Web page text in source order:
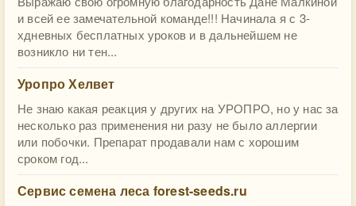
и всей ее замечательной команде!!! Начинала я с 3-
хдневных бесплатных уроков и в дальнейшем не
возникло ни тен...
Уропро Хелвет
Не знаю какая реакция у других на УРОПРО, но у нас за
несколько раз применения ни разу не было аллергии
или побочки. Препарат продавали нам с хорошим
сроком год...
Сервис семена леса forest-seeds.ru